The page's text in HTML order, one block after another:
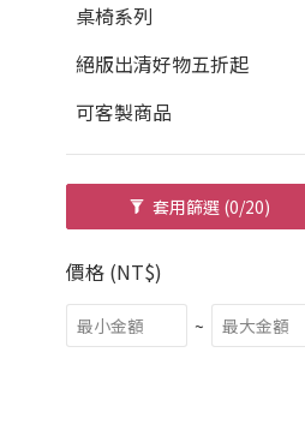
桌椅系列
絕版出清好物五折起
可客製商品
套用篩選 (0/20)
價格 (NT$)
~